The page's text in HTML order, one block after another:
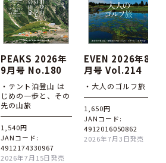
PEAKS 2026年
9月号 No.180
・テント泊登山 は
じめの一歩と、その
先の山旅
1,540円
JANコード:
4912174330967
2026年7月15日発売
EVEN 2026年8
月号 Vol.214
・大人のゴルフ旅
1,650円
JANコード:
4912016050862
2026年7月3日発売